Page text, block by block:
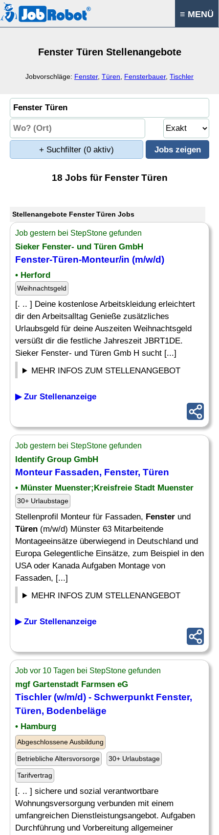
≡ MENÜ
Fenster Türen Stellenangebote
Jobvorschläge: Fenster, Türen Fensterbauer, Tischler
+ Suchfilter (0 aktiv)
18 Jobs für Fenster Türen
Stellenangebote Fenster Türen Jobs
Job gestern bei StepStone gefunden
Sieker Fenster- und Türen GmbH
Fenster-Türen-Monteur/in (m/w/d)
• Herford
Weihnachtsgeld
[. .. ] Deine kostenlose Arbeitskleidung erleichtert
dir den Arbeitsalltag Genieße zusätzliches
Urlaubsgeld für deine Auszeiten Weihnachtsgeld
versüßt dir die festliche Jahreszeit JBRT1DE.
Sieker Fenster- und Türen Gmb H sucht [...]
MEHR INFOS ZUM STELLENANGEBOT
▶ Zur Stellenanzeige
Job gestern bei StepStone gefunden
Identify Group GmbH
Monteur Fassaden, Fenster, Türen
• Münster Muenster;Kreisfreie Stadt Muenster
30+ Urlaubstage
Stellenprofil Monteur für Fassaden, Fenster und
Türen (m/w/d) Münster 63 Mitarbeitende
Montageeinsätze überwiegend in Deutschland und
Europa Gelegentliche Einsätze, zum Beispiel in den
USA oder Kanada Aufgaben Montage von
Fassaden, [...]
MEHR INFOS ZUM STELLENANGEBOT
▶ Zur Stellenanzeige
Job vor 10 Tagen bei StepStone gefunden
mgf Gartenstadt Farmsen eG
Tischler (w/m/d) - Schwerpunkt Fenster,
Türen, Bodenbeläge
• Hamburg
Abgeschlossene Ausbildung
Betriebliche Altersvorsorge 30+ Urlaubstage
Tarifvertrag
[. .. ] sichere und sozial verantwortbare
Wohnungsversorgung verbunden mit einem
umfangreichen Dienstleistungsangebot. Aufgaben
Durchführung und Vorbereitung allgemeiner